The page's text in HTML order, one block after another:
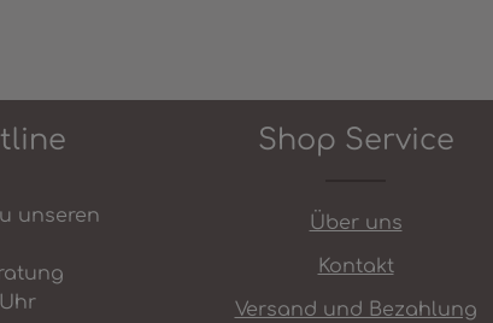
unseren
Shop Service
Über uns
Kontakt
Versand und Bezahlung